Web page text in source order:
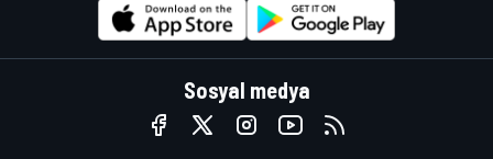
Sosyal medya